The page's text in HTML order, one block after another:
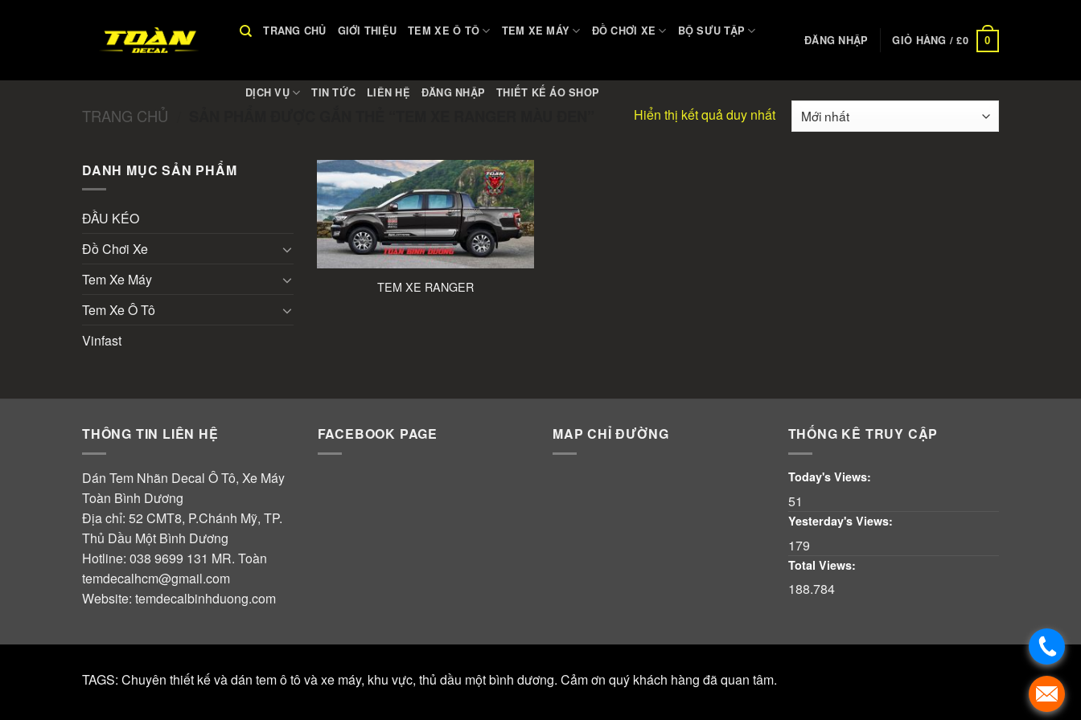
TRANG CHỦ GIỚI THIỆU TEM XE Ô TÔ TEM XE MÁY ĐỒ CHƠI XE BỘ SƯU TẬP
DỊCH VỤ TIN TỨC LIÊN HỆ ĐĂNG NHẬP THIẾT KẾ ÁO SHOP
ĐĂNG NHẬP GIỎ HÀNG /£0 0
TRANG CHỦ Hiển thị kết quả duy nhất
DANH MỤC SẢN PHẨM
ĐẦU KÉO
Đồ Chơi Xe
Tem Xe Máy
Tem Xe Ô Tô
Vinfast
TEM XE RANGER
THÔNG TIN LIÊN HỆ
Dán Tem Nhãn Decal Ô Tô, Xe Máy
Toàn Bình Dương
Địa chỉ: 52 CMT8, P.Chánh Mỹ, TP.
Thủ Dầu Một Bình Dương
Hotline: 038 9699 131 MR. Toàn
temdecalhcm@gmail.com
Website: temdecalbinhduong.com
FACEBOOK PAGE MAP CHỈ ĐƯỜNG THỐNG KÊ TRUY CẬP
Today's Views:
51
Yesterday's Views:
179
Total Views:
188.784
TAGS: Chuyên thiết kế và dán tem ô tô và xe máy, khu vực, thủ dầu một bình dương. Cảm ơn quý khách hàng đã quan tâm.